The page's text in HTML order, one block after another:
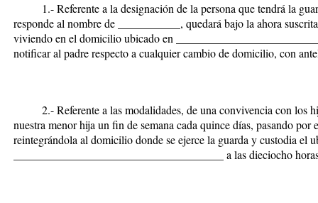
1.- Referente a la designación de la persona que tendrá la
responde al nombre de ___________, quedará bajo la ahora
viviendo en el domicilio ubicado en
notificar al padre respecto a cualquier cambio de domicilio, con
2.- Referente a las modalidades, de una convivencia con los
nuestra menor hija un fin de semana cada quince días, pasando por
reintegrándola al domicilio donde se ejerce la guarda y custodia el
_____________________________________ a las dieciocho